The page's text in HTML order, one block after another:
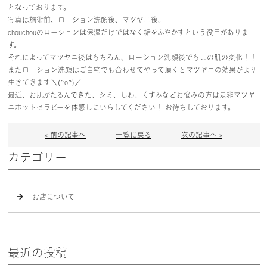
となっております。
写真は施術前、ローション洗顔後、マツヤニ後。
chouchouのローションは保湿だけではなく垢をふやかすという役目がありま
す。
それによってマツヤニ後はもちろん、ローション洗顔後でもこの肌の変化！！
またローション洗顔はご自宅でも合わせてやって頂くとマツヤニの効果がより
生きてきます＼(^o^)／
最近、お肌がたるんできた、シミ、しわ、くすみなどお悩みの方は是非マツヤ
ニホットセラピーを体感しにいらしてください！ お待ちしております。
« 前の記事へ 一覧に戻る 次の記事へ »
カテゴリー
お店について
最近の投稿